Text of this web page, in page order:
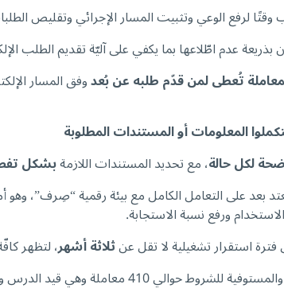
لرفع الوعي وتثبيت المسار الإجرائي وتقليص
عدم اطّلاعها بما يكفي على آليّة تقديم الطلب
تُعطى لمن قدّم طلبه عن بُعدوفق المسار
المعلومات أو المستندات المطلوبة
لكل حالة، مع تحديد المستندات اللازمةبشكل
بعد على التعامل الكامل مع بيئة رقمية “صِرف”،
ورفع نسبة الاستجابة.
فترة استقرار تشغيلية لا تقل عنثلاثة أشهر، لتظهر
يصار إلى إنجازها في الأيام القليلة القادمة.